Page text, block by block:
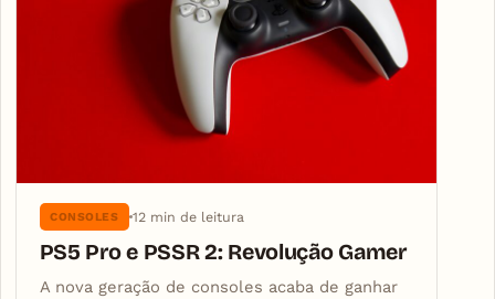
CONSOLES 12 min de leitura
PS5 Pro e PSSR 2: Revolução Gamer
A nova geração de consoles acaba de ganhar